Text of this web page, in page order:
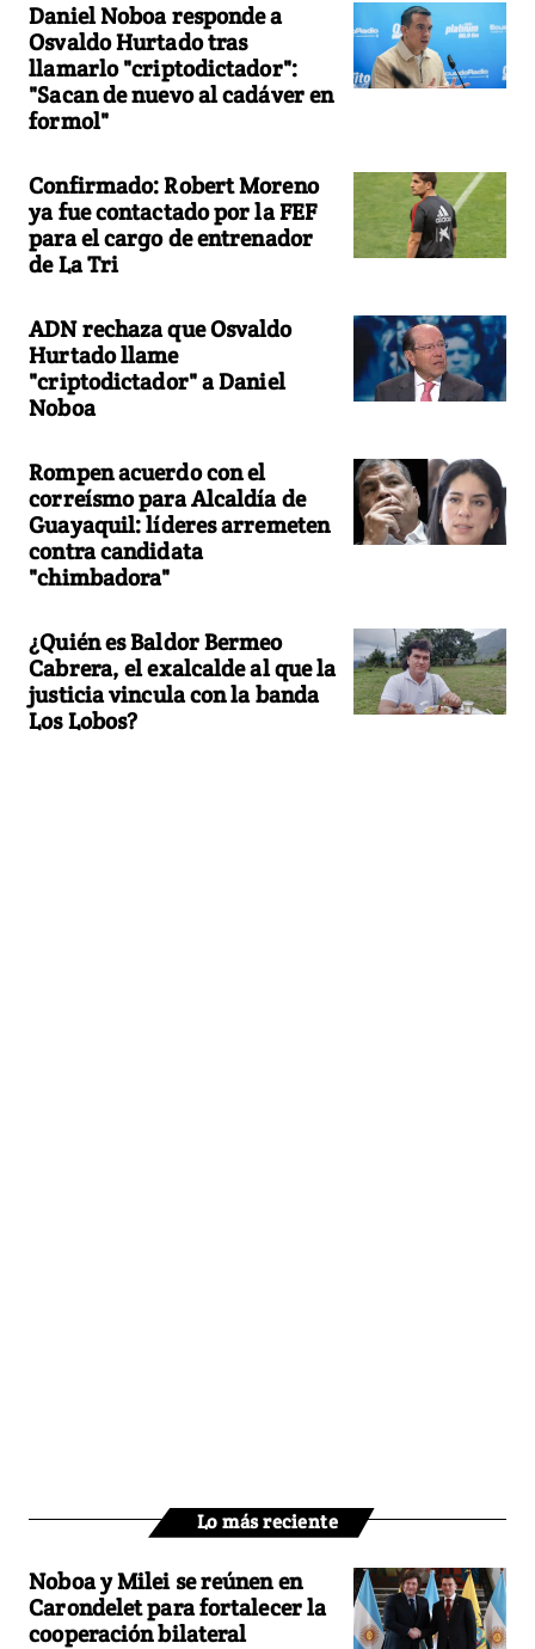
Daniel Noboa responde a
Osvaldo Hurtado tras
llamarlo "criptodictador":
"Sacan de nuevo al cadáver en
formol"
Confirmado: Robert Moreno
ya fue contactado por la FEF
para el cargo de entrenador
de La Tri
ADN rechaza que Osvaldo
Hurtado llame
"criptodictador" a Daniel
Noboa
Rompen acuerdo con el
correísmo para Alcaldía de
Guayaquil: líderes arremeten
contra candidata
"chimbadora"
¿Quién es Baldor Bermeo
Cabrera, el exalcalde al que la
justicia vincula con la banda
Los Lobos?
Lo más reciente
Noboa y Milei se reúnen en
Carondelet para fortalecer la
cooperación bilateral